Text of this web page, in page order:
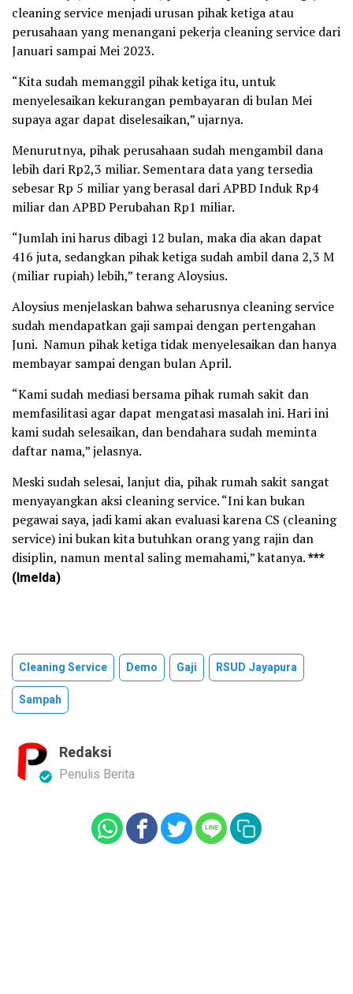
cleaning service menjadi urusan pihak ketiga atau
perusahaan yang menangani pekerja cleaning service dari
Januari sampai Mei 2023.
“Kita sudah memanggil pihak ketiga itu, untuk
menyelesaikan kekurangan pembayaran di bulan Mei
supaya agar dapat diselesaikan,” ujarnya.
Menurutnya, pihak perusahaan sudah mengambil dana
lebih dari Rp2,3 miliar. Sementara data yang tersedia
sebesar Rp 5 miliar yang berasal dari APBD Induk Rp4
miliar dan APBD Perubahan Rp1 miliar.
“Jumlah ini harus dibagi 12 bulan, maka dia akan dapat
416 juta, sedangkan pihak ketiga sudah ambil dana 2,3 M
(miliar rupiah) lebih,” terang Aloysius.
Aloysius menjelaskan bahwa seharusnya cleaning service
sudah mendapatkan gaji sampai dengan pertengahan
Juni. Namun pihak ketiga tidak menyelesaikan dan hanya
membayar sampai dengan bulan April.
“Kami sudah mediasi bersama pihak rumah sakit dan
memfasilitasi agar dapat mengatasi masalah ini. Hari ini
kami sudah selesaikan, dan bendahara sudah meminta
daftar nama,” jelasnya.
Meski sudah selesai, lanjut dia, pihak rumah sakit sangat
menyayangkan aksi cleaning service. “Ini kan bukan
pegawai saya, jadi kami akan evaluasi karena CS (cleaning
service) ini bukan kita butuhkan orang yang rajin dan
disiplin, namun mental saling memahami,” katanya.***
(Imelda)
Cleaning Service Demo Gaji
RSUD Jayapura
Sampah
Redaksi
Penulis Berita